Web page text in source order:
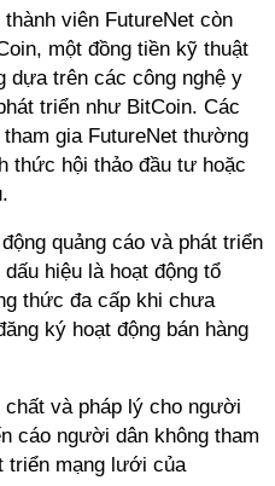
viên FutureNet còn
một đồng tiền kỹ thuật
dựa trên các công nghệ y
triển như BitCoin. Các
gia FutureNet thường
thức hội thảo đầu tư hoặc
quảng cáo và phát triển
hiệu là hoạt động tổ
thức đa cấp khi chưa
ký hoạt động bán hàng
và pháp lý cho người
cáo người dân không tham
triển mạng lưới của